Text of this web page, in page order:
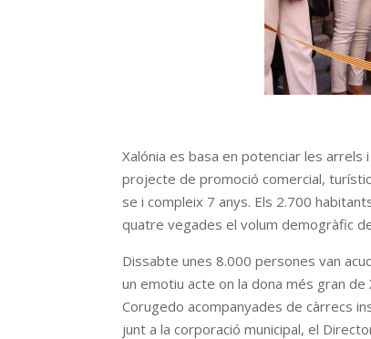
Xalónia es basa en potenciar les
projecte de promoció comercial,
se i compleix 7 anys. Els 2.700
quatre vegades el volum demogràfic
Dissabte unes 8.000 persones van
un emotiu acte on la dona més gran de
Corugedo acompanyades de càrrecs
junt a la corporació municipal, el